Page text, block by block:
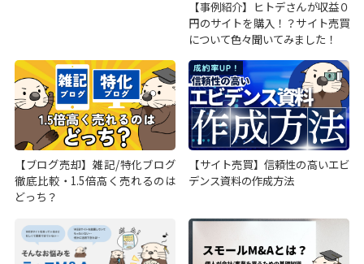
【事例紹介】ヒトデさんが収益０
円のサイトを購入！？サイト売買
について色々聞いてみました！
【ブログ売却】雑記/特化ブログ
徹底比較・1.5倍高く売れるのは
どっち？
【サイト売買】信頼性の高いエビ
デンス資料の作成方法